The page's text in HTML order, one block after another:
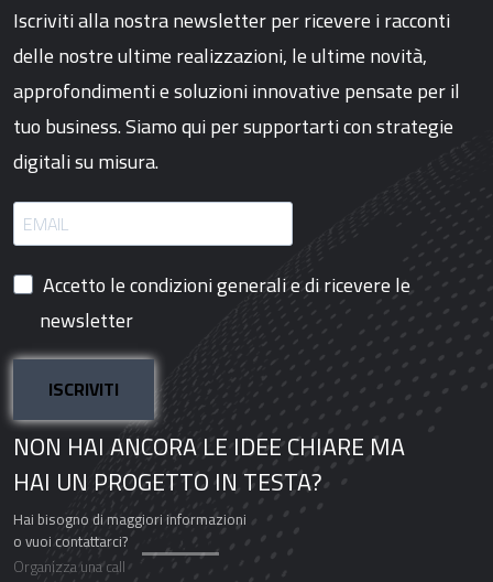
Iscriviti alla nostra newsletter per ricevere i racconti
delle nostre ultime realizzazioni, le ultime novità,
approfondimenti e soluzioni innovative pensate per il
tuo business. Siamo qui per supportarti con strategie
digitali su misura.
Accetto le condizioni generali e di ricevere le
newsletter
ISCRIVITI
NON HAI ANCORA LE IDEE CHIARE MA
HAI UN PROGETTO IN TESTA?
Hai bisogno di maggiori informazioni
o vuoi contattarci?
Organizza una call